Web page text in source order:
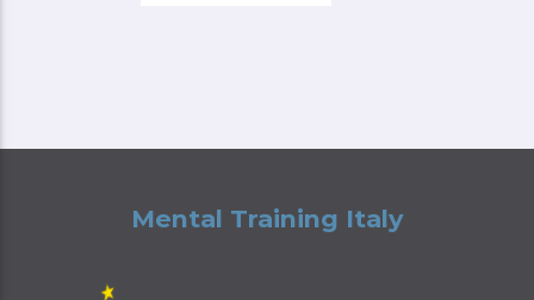
Mental Training Italy